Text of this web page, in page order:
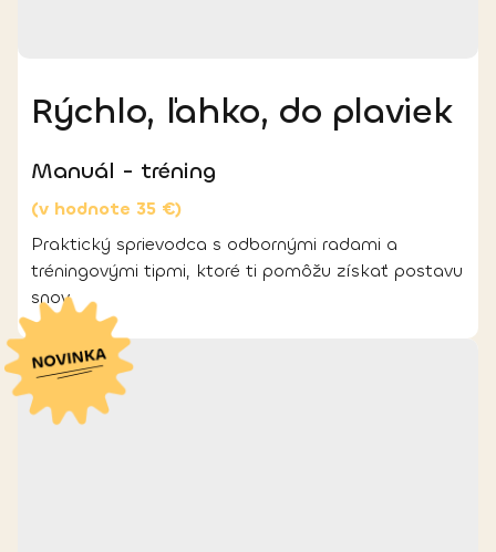
Rýchlo, ľahko, do plaviek
Manuál - tréning
(v hodnote 35 €)
Praktický sprievodca s odbornými radami a
tréningovými tipmi, ktoré ti pomôžu získať postavu
snov.